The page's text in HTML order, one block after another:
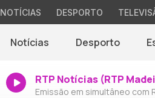
NOTÍCIAS DESPORTO
Notícias Desporto
RTP Notícias (RTP
Emissão em simultâneo com